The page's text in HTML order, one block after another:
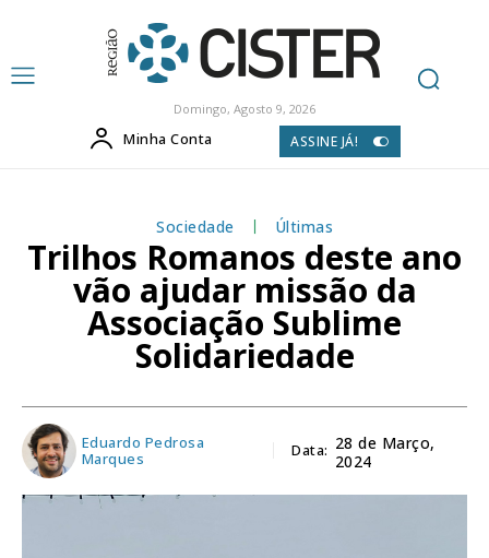
Domingo, Agosto 9, 2026
Minha Conta ASSINE JÁ!
Sociedade Últimas
Trilhos Romanos deste ano
vão ajudar missão da
Associação Sublime
Solidariedade
Eduardo Pedrosa
Marques
Data: 28 de Março,
2024